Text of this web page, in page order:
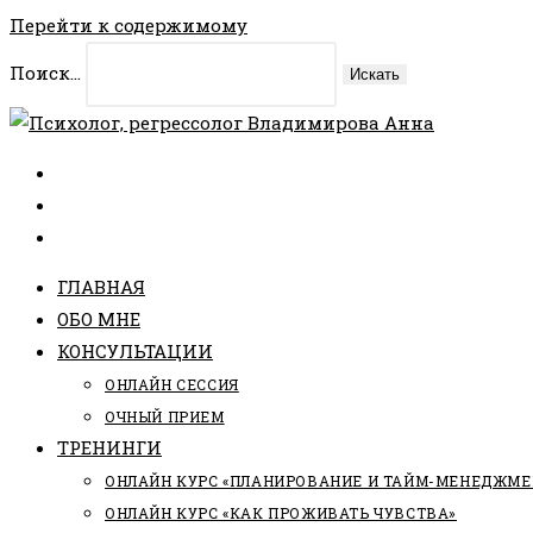
Перейти к содержимому
Поиск...
Искать
ГЛАВНАЯ
ОБО МНЕ
КОНСУЛЬТАЦИИ
ОНЛАЙН СЕССИЯ
ОЧНЫЙ ПРИЕМ
ТРЕНИНГИ
ОНЛАЙН КУРС «ПЛАНИРОВАНИЕ И ТАЙМ-
ОНЛАЙН КУРС «КАК ПРОЖИВАТЬ ЧУВСТВА»